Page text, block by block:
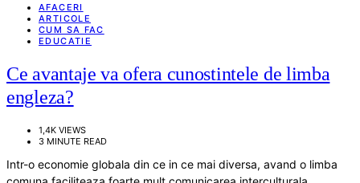
AFACERI
ARTICOLE
CUM SA FAC
EDUCATIE
Ce avantaje va ofera cunostintele de limba
engleza?
1,4K VIEWS
3 MINUTE READ
Intr-o economie globala din ce in ce mai diversa, avand o limba